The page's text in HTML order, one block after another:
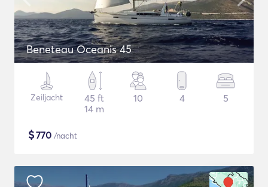
Beneteau Oceanis 45
Zeiljacht
45 ft
14 m
10 4 5
$770 /nacht